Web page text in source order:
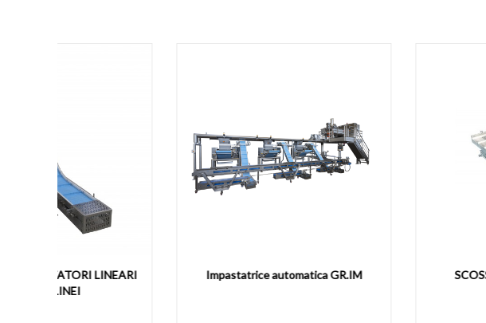
Impastatrice automatica GR.IM SCOSSINO PER GNOCCHI